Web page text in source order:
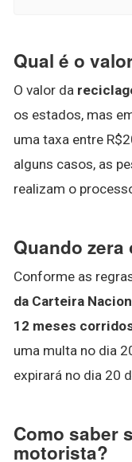
Qual é o
O valor da
os estados, mas
uma taxa entre
alguns casos, as
realizam o
Quando zera
Conforme as
da Carteira
12 meses
uma multa no dia
expirará no dia 20
Como saber
motorista?